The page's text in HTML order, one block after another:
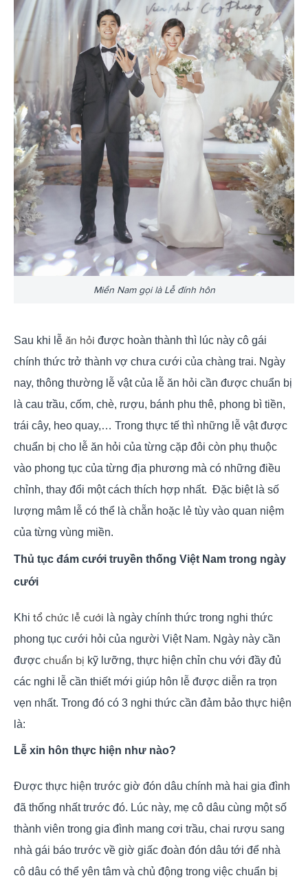
Miền Nam gọi là Lễ đính hôn
Sau khi lễ ăn hỏi được hoàn thành thì lúc này cô gái
chính thức trở thành vợ chưa cưới của chàng trai. Ngày
nay, thông thường lễ vật của lễ ăn hỏi cần được chuẩn bị
là cau trầu, cốm, chè, rượu, bánh phu thê, phong bì tiền,
trái cây, heo quay,… Trong thực tế thì những lễ vật được
chuẩn bị cho lễ ăn hỏi của từng cặp đôi còn phụ thuộc
vào phong tục của từng địa phương mà có những điều
chỉnh, thay đổi một cách thích hợp nhất. Đặc biệt là số
lượng mâm lễ có thể là chẵn hoặc lẻ tùy vào quan niệm
của từng vùng miền.
Thủ tục đám cưới truyền thống Việt Nam trong ngày
cưới
Khi tổ chức lễ cưới là ngày chính thức trong nghi thức
phong tục cưới hỏi của người Việt Nam. Ngày này cần
được chuẩn bị kỹ lưỡng, thực hiện chỉn chu với đầy đủ
các nghi lễ cần thiết mới giúp hôn lễ được diễn ra trọn
vẹn nhất. Trong đó có 3 nghi thức cần đảm bảo thực hiện
là:
Lễ xin hôn thực hiện như nào?
Được thực hiện trước giờ đón dâu chính mà hai gia đình
đã thống nhất trước đó. Lúc này, mẹ cô dâu cùng một số
thành viên trong gia đình mang cơi trầu, chai rượu sang
nhà gái báo trước về giờ giấc đoàn đón dâu tới để nhà
cô dâu có thể yên tâm và chủ động trong việc chuẩn bị